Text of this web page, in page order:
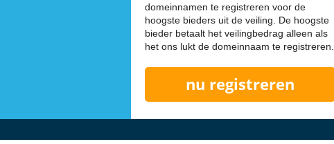
domeinnamen te registreren voor de
hoogste bieders uit de veiling. De hoogste
bieder betaalt het veilingbedrag alleen als
het ons lukt de domeinnaam te registreren.
nu registreren